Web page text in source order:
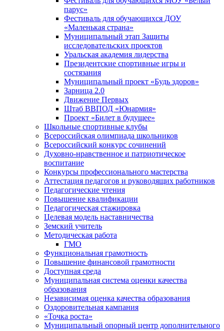
парус»
Фестиваль для обучающихся ДОУ
«Маленькая страна»
Муниципальный этап Защиты
исследовательских проектов
Уральская академия лидерства
Президентские спортивные игры и
состязания
Муниципальный проект «Будь здоров»
Зарница 2.0
Движение Первых
Штаб ВВПОД «Юнармия»
Проект «Билет в будущее»
Школьные спортивные клубы
Всероссийская олимпиада школьников
Всероссийский конкурс сочинений
Духовно-нравственное и патриотическое
воспитание
Конкурсы профессионального мастерства
Аттестация педагогов и руководящих работников
Педагогические чтения
Повышение квалификации
Педагогическая стажировка
Целевая модель наставничества
Земский учитель
Методическая работа
ГМО
Функциональная грамотность
Повышение финансовой грамотности
Доступная среда
Муниципальная система оценки качества
образования
Независимая оценка качества образования
Оздоровительная кампания
«Точка роста»
Муниципальный опорный центр дополнительного